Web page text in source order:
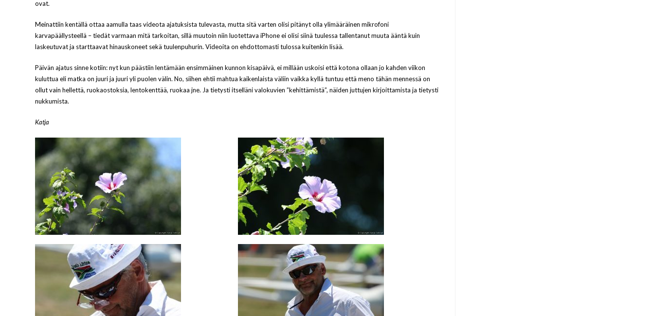
ovat.
Meinattiin kentällä ottaa aamulla taas videota ajatuksista tulevasta, mutta sitä varten olisi pitänyt olla ylimääräinen mikrofoni
karvapäällysteellä – tiedät varmaan mitä tarkoitan, sillä muutoin niin luotettava iPhone ei olisi siinä tuulessa tallentanut muuta ääntä kuin
laskeutuvat ja starttaavat hinauskoneet sekä tuulenpuhurin. Videoita on ehdottomasti tulossa kuitenkin lisää.
Päivän ajatus sinne kotiin: nyt kun päästiin lentämään ensimmäinen kunnon kisapäivä, ei millään uskoisi että kotona ollaan jo kahden viikon
kuluttua eli matka on juuri ja juuri yli puolen välin. No, siihen ehtii mahtua kaikenlaista väliin vaikka kyllä tuntuu että meno tähän mennessä on
ollut vain hellettä, ruokaostoksia, lentokenttää, ruokaa jne. Ja tietysti itselläni valokuvien ”kehittämistä”, näiden juttujen kirjoittamista ja tietysti
nukkumista.
Katja